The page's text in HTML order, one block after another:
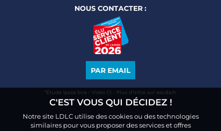
NOUS CONTACTER :
PAR EMAIL
*Étude Ipsos bva - Viséo CI - Plus d’infos sur escda.fr
C'EST VOUS QUI DÉCIDEZ !
Notre site LDLC utilise des cookies ou des technologies
similaires pour vous proposer des services et offres